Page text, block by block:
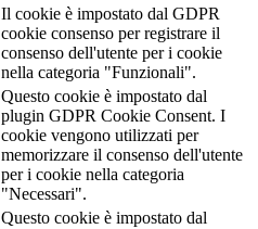
Il cookie è impostato dal GDPR
cookie consenso per registrare il
consenso dell'utente per i cookie
nella categoria "Funzionali".
Questo cookie è impostato dal
plugin GDPR Cookie Consent. I
cookie vengono utilizzati per
memorizzare il consenso dell'utente
per i cookie nella categoria
"Necessari".
Questo cookie è impostato dal